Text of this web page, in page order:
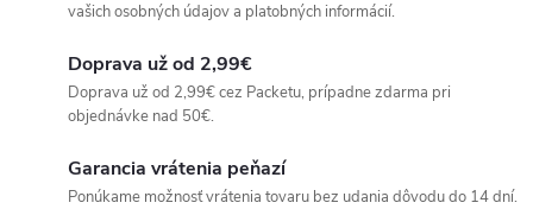
vašich osobných údajov a platobných informácií.
Doprava už od 2,99€
Doprava už od 2,99€ cez Packetu, prípadne zdarma pri
objednávke nad 50€.
Garancia vrátenia peňazí
Ponúkame možnosť vrátenia tovaru bez udania dôvodu do 14 dní.